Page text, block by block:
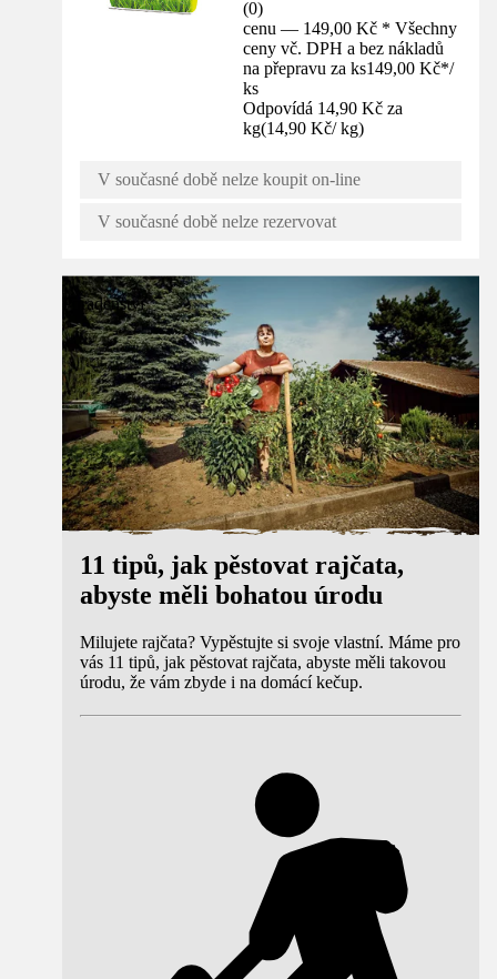
(0)
cenu — 149,00 Kč * Všechny
ceny vč. DPH a bez nákladů
na přepravu za ks149,00 Kč*/
ks
Odpovídá 14,90 Kč za
kg(14,90 Kč/ kg)
V současné době nelze koupit on-line
V současné době nelze rezervovat
Poradenství
11 tipů, jak pěstovat rajčata,
abyste měli bohatou úrodu
Milujete rajčata? Vypěstujte si svoje vlastní. Máme pro
vás 11 tipů, jak pěstovat rajčata, abyste měli takovou
úrodu, že vám zbyde i na domácí kečup.